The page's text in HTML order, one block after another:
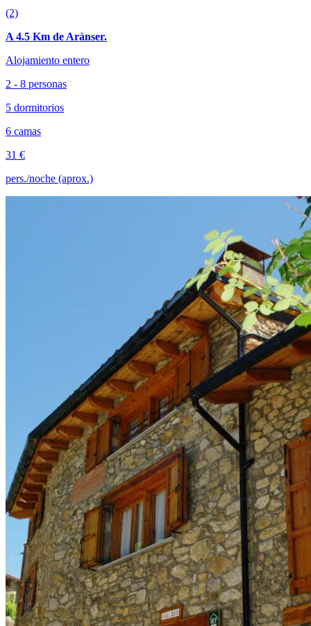
(2)
A 4.5 Km de Arànser.
Alojamiento entero
2 - 8 personas
5 dormitorios
6 camas
31 €
pers./noche (aprox.)